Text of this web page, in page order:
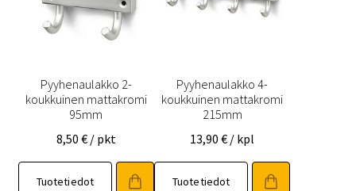
Pyyhenaulakko 2-
koukkuinen mattakromi
95mm
8,50 € / pkt
Tuotetiedot
Pyyhenaulakko 4-
koukkuinen mattakromi
215mm
13,90€ / kpl
Tuotetiedot